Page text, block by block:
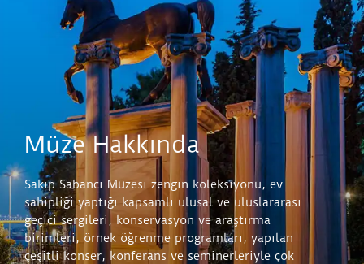
Müze Hakkında
Sakıp Sabancı Müzesi zengin koleksiyonu, ev
sahipliği yaptığı kapsamlı ulusal ve uluslararası
geçici sergileri, konservasyon ve araştırma
birimleri, örnek öğrenme programları, yapılan
çeşitli konser, konferans ve seminerleriyle çok